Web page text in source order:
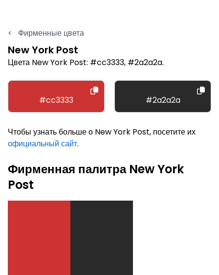
< Фирменные цвета
New York Post
Цвета New York Post: #cc3333, #2a2a2a.
#cc3333 #2a2a2a
Чтобы узнать больше о New York Post, посетите их
официальный сайт.
Фирменная палитра New York
Post